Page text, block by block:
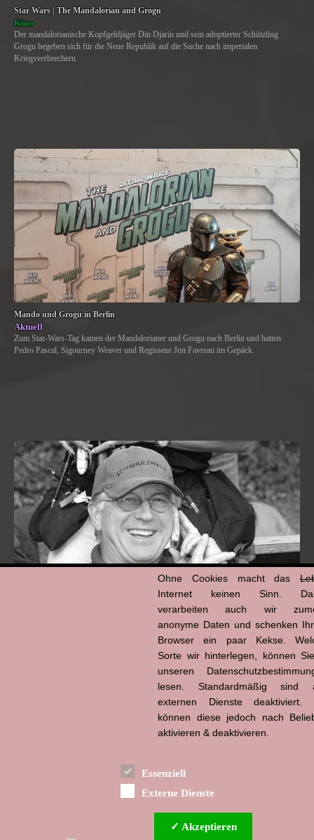
Star Wars | The Mandalorian and Grogu
Kino
Der mandalorianische Kopfgeldjäger Din Djarin und sein adoptierter Schützling
Grogu begeben sich für die Neue Republik auf die Suche nach imperialen
Kriegsverbrechern.
Mando und Grogu in Berlin
Aktuell
Zum Star-Wars-Tag kamen der Mandalorianer und Grogu nach Berlin und hatten
Pedro Pascal, Sigourney Weaver und Regisseur Jon Favreau im Gepäck.
Ohne Cookies macht das
Internet keinen Sinn.
verarbeiten auch wir
anonyme Daten und schenken
Browser ein paar Kekse.
Sorte wir hinterlegen, können
unseren
lesen. Standardmäßig sind
externen Dienste deaktiviert.
können diese jedoch nach
aktivieren & deaktivieren.
Essenziell
Externe Dienste
✓ Akzeptieren